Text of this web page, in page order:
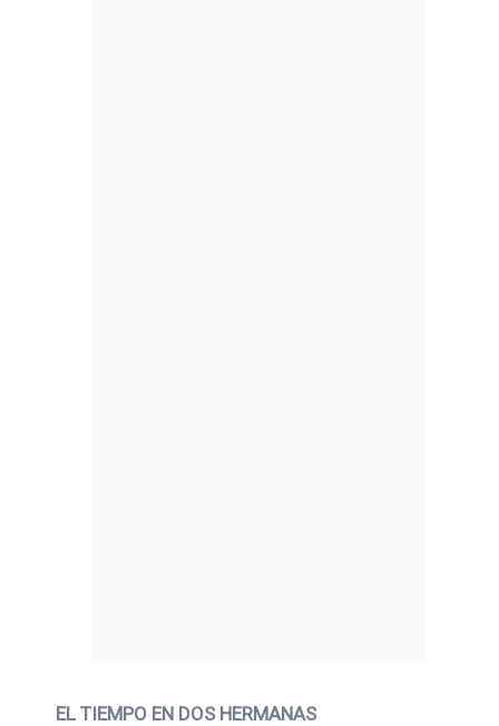
EL TIEMPO EN DOS HERMANAS